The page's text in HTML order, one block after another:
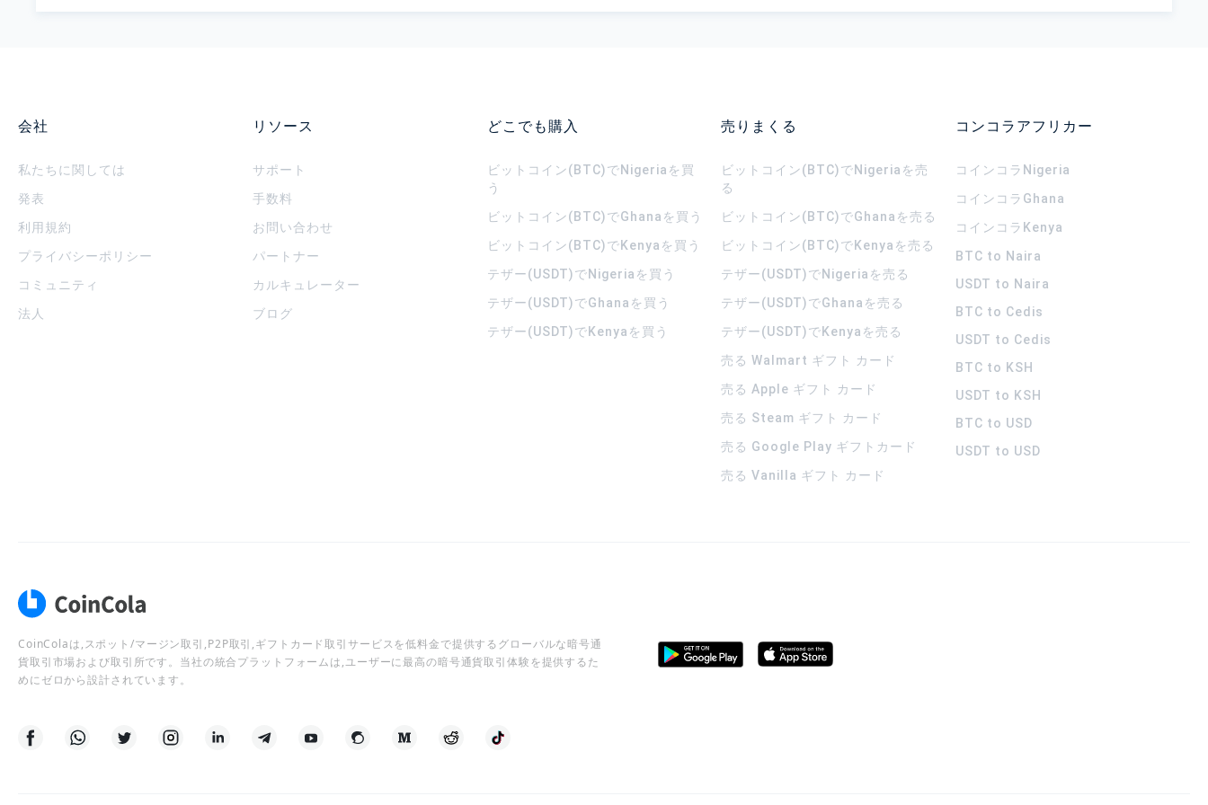
会社
私たちに関しては
発表
利用規約
プライバシーポリシー
コミュニティ
法人
リソース
サポート
手数料
お問い合わせ
パートナー
カルキュレーター
ブログ
どこでも購入
ビットコイン(BTC)でNigeriaを買
う
ビットコイン(BTC)でGhanaを買う
ビットコイン(BTC)でKenyaを買う
テザー(USDT)でNigeriaを買う
テザー(USDT)でGhanaを買う
テザー(USDT)でKenyaを買う
売りまくる
ビットコイン(BTC)でNigeriaを売
る
ビットコイン(BTC)でGhanaを売る
ビットコイン(BTC)でKenyaを売る
テザー(USDT)でNigeriaを売る
テザー(USDT)でGhanaを売る
テザー(USDT)でKenyaを売る
売る Walmart ギフト カード
売る Apple ギフト カード
売る Steam ギフト カード
売る Google Play ギフトカード
売る Vanilla ギフト カード
コンコラアフリカー
コインコラ Nigeria
コインコラ Ghana
コインコラ Kenya
BTC to Naira
USDT to Naira
BTC to Cedis
USDT to Cedis
BTC to KSH
USDT to KSH
BTC to USD
USDT to USD
CoinColaは,スポット/マージン取引,P2P取引,ギフトカード取引サービスを低料金で提供するグローバルな暗号通
貨取引市場および取引所です。当社の統合プラットフォームは,ユーザーに最高の暗号通貨取引体験を提供するた
めにゼロから設計されています。